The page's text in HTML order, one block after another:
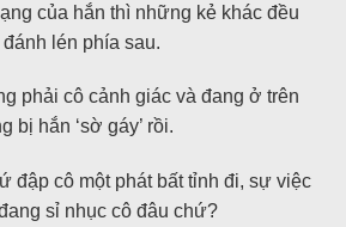
của hắn thì những kẻ khác đều
lén phía sau.
phải cô cảnh giác và đang ở trên
bị hắn ‘sờ gáy’ rồi.
đập cô một phát bất tỉnh đi, sự việc
sỉ nhục cô đâu chứ?